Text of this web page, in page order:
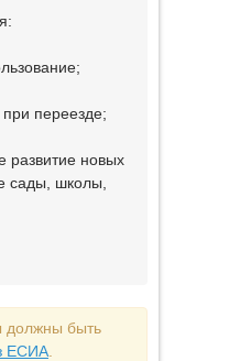
переезде;
развитие новых
сады, школы,
должны быть
ЕСИА